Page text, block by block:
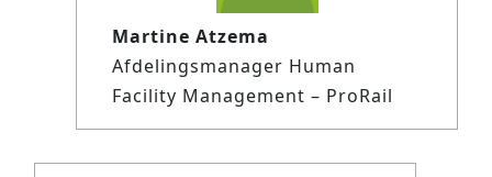
Martine Atzema
Afdelingsmanager Human
Facility Management – ProRail